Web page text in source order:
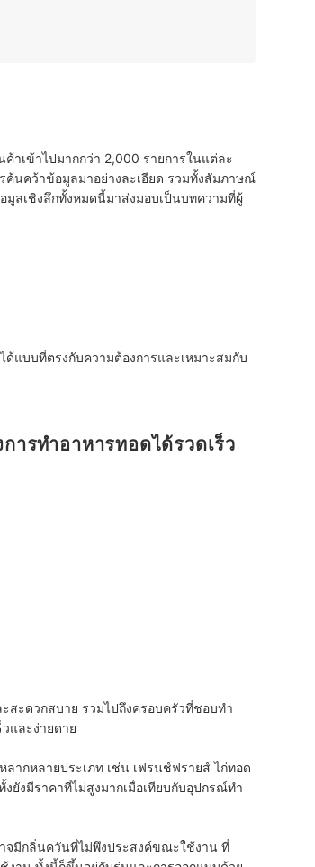
าเข้าไปมากกว่า 2,000 รายการในแต่ละ
ค้นคว้าข้อมูลมาอย่างละเอียด รวมทั้งสัมภาษณ์
ลเชิงลึกทั้งหมดนี้มาส่งมอบเป็นบทความที่ผู้
แบบที่ตรงกับความต้องการและเหมาะสมกับ
ารทำอาหารทอดได้รวดเร็ว
สะดวกสบาย รวมไปถึงครอบครัวที่ชอบทำ
และง่ายดาย
ลากหลายประเภท เช่น เฟรนช์ฟรายส์ ไก่ทอด
งมีราคาที่ไม่สูงมากเมื่อเทียบกับอุปกรณ์ทำ
จมีกลิ่นควันที่ไม่พึงประสงค์ขณะใช้งาน ที่